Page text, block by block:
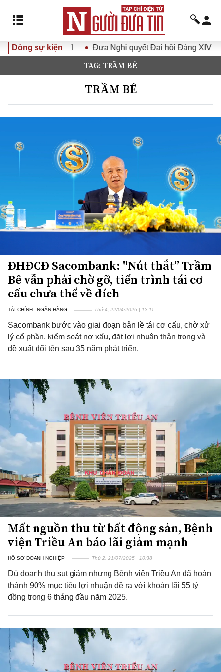
Dòng sự kiện
Đưa Nghị quyết Đại hội Đảng XIV vào cuộc sống Hướng
TAG: TRẦM BÊ
TRẦM BÊ
ĐHĐCĐ Sacombank: "Nút thắt” Trầm
Bê vẫn phải chờ gỡ, tiến trình tái cơ
cấu chưa thể về đích
TÀI CHÍNH - NGÂN HÀNG Thứ 4, 22/04/2026 | 13:11
Sacombank bước vào giai đoạn bản lề tái cơ cấu, chờ xử
lý cổ phần, kiểm soát nợ xấu, đặt lợi nhuận thận trọng và
đề xuất đổi tên sau 35 năm phát triển.
Mất nguồn thu từ bất động sản, Bệnh
viện Triều An báo lãi giảm mạnh
HỒ SƠ DOANH NGHIỆP Thứ 2, 21/07/2025 | 10:38
Dù doanh thu sụt giảm nhưng Bệnh viện Triều An đã hoàn
thành 90% mục tiêu lợi nhuận đề ra với khoản lãi 55 tỷ
đồng trong 6 tháng đầu năm 2025.